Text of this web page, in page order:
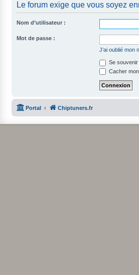
Le forum exige que vous soyez
Nom d’utilisateur :
Mot de passe :
J’ai oublié mon
Se souvenir
Cacher
Portal Chiptuners.fr